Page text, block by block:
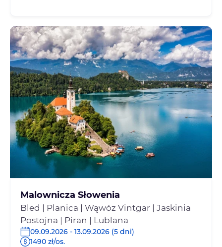
Malownicza Słowenia
Bled | Planica | Wąwóz Vintgar | Jaskinia
Postojna | Piran | Lublana
09.09.2026 - 13.09.2026 (5 dni)
1490 zł/os.